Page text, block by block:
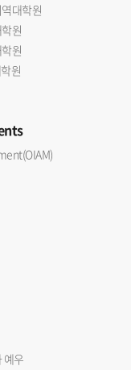
대학원
원
원
원
예우